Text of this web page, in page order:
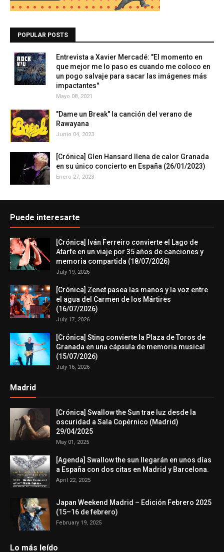
POPULAR POSTS
Entrevista a Xavier Mercadé: "El momento en
que mejor me lo paso es cuando me coloco en
un pogo salvaje para sacar las imágenes más
impactantes"
Mayo 08, 2021
"Dame un Break" la canción del verano de
Rawayana
Junio 04, 2023
[Crónica] Glen Hansard llena de calor Granada
en su único concierto en España (26/01/2023)
Enero 27, 2023
Puede interesarte
[Crónica] Iván Ferreiro convierte el Lago de
Atarfe en un viaje por 35 años de canciones y
memoria compartida (18/07/2026)
July 19, 2026
[Crónica] Zenet pasea las manos y la voz entre
el agua del Carmen de los Mártires
(16/07/2026)
July 17, 2026
[Crónica] Sting convierte la Plaza de Toros de
Granada en una cápsula de memoria musical
(15/07/2026)
July 16, 2026
Madrid
[Crónica] Swallow the Sun trae luz desde la
oscuridad a Sala Copérnico (Madrid)
29/04/2025
May 01, 2025
[Agenda] Swallow the sun llegarán en unos días
a España con dos citas en Madrid y Barcelona.
April 22, 2025
Japan Weekend Madrid – Edición Febrero 2025
(15–16 de febrero)
February 19, 2025
Lo más leído